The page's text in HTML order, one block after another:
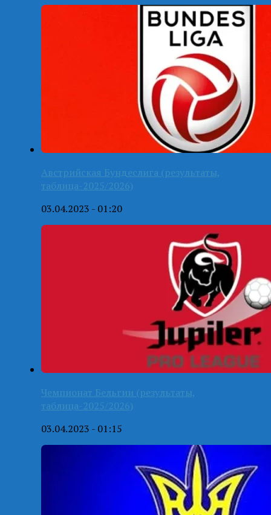
Австрийская Бундеслига (результаты,
таблица-2025/2026)
03.04.2023 - 01:20
Чемпионат Бельгии (результаты,
таблица-2025/2026)
03.04.2023 - 01:15